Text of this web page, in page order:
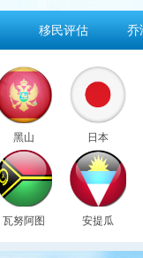
移民评估 乔
黑山 日本
瓦努阿图 安提瓜